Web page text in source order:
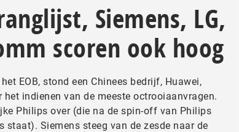
Siemens, LG,
scoren ook hoog
EOB, stond een Chinees bedrijf, Huawei,
indienen van de meeste octrooiaanvragen.
Philips over (die na de spin-off van Philips
Siemens steeg van de zesde naar de